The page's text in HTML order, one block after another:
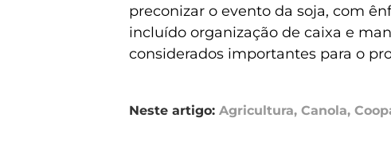
preconizar o evento da soja, com
incluído organização de caixa e
considerados importantes para o
Neste artigo: Agricultura, Canola,